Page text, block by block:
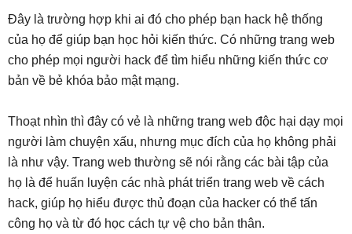
Đây là trường hợp khi ai đó cho phép bạn hack hệ thống
của họ để giúp bạn học hỏi kiến thức. Có những trang web
cho phép mọi người hack để tìm hiểu những kiến thức cơ
bản về bẻ khóa bảo mật mạng.
Thoạt nhìn thì đây có vẻ là những trang web độc hại dạy mọi
người làm chuyện xấu, nhưng mục đích của họ không phải
là như vậy. Trang web thường sẽ nói rằng các bài tập của
họ là để huấn luyện các nhà phát triển trang web về cách
hack, giúp họ hiểu được thủ đoạn của hacker có thể tấn
công họ và từ đó học cách tự vệ cho bản thân.